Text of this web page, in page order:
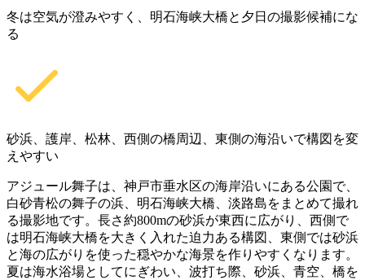
冬は空気が澄みやすく、明石海峡大橋と夕日の撮影候補にな
る
砂浜、護岸、松林、西側の橋周辺、東側の海沿いで構図を変
えやすい
アジュール舞子は、神戸市垂水区の海岸沿いにある公園で、
白砂青松の舞子の浜、明石海峡大橋、淡路島をまとめて撮れ
る撮影地です。長さ約800mの砂浜が東西に広がり、西側で
は明石海峡大橋を大きく入れた迫力ある構図、東側では砂浜
と海の広がりを使った穏やかな海景を作りやすくなります。
夏は海水浴場としてにぎわい、波打ち際、砂浜、青空、橋を